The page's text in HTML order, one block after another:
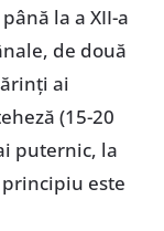
la a XII-a
de două
ai
(15-20
puternic, la
este